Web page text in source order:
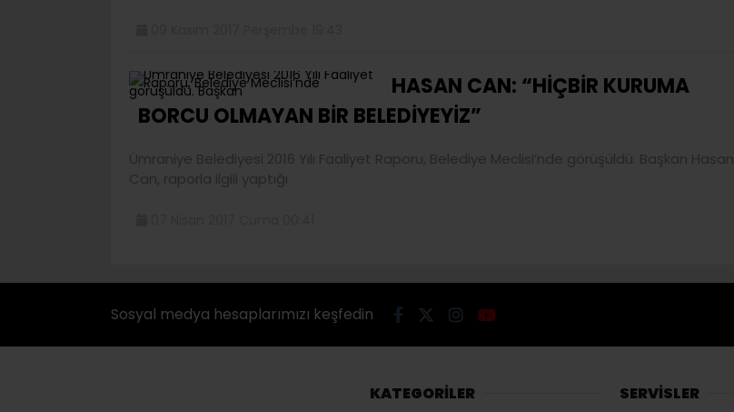
HASAN CAN: “HİÇBİR KURUMA
BORCU OLMAYAN BİR BELEDİYEYİZ”
Ümraniye Belediyesi 2016 Yılı Faaliyet Raporu, Belediye Meclisi’nde görüşüldü. Başkan Hasan
Can, raporla ilgili yaptığı
Sosyal medya hesaplarımızı keşfedin
KATEGORİLER SERVİSLER